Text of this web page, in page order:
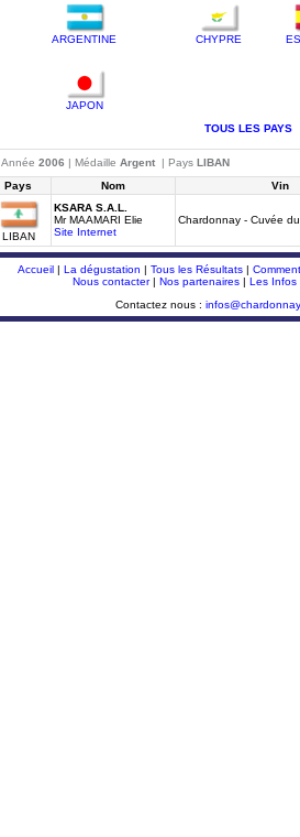
ARGENTINE CHYPRE
JAPON
TOUS LES PAYS
Année 2006 | Médaille Argent | Pays LIBAN
Pays
Nom Vin
LIBAN
KSARA S.A.L.
Mr MAAMARI Elie
Site Internet
Chardonnay - Cuvée
Accueil| La dégustation | Tous les Résultats|
Nous contacter| Nos partenaires| Les Infos
Contactez nous :